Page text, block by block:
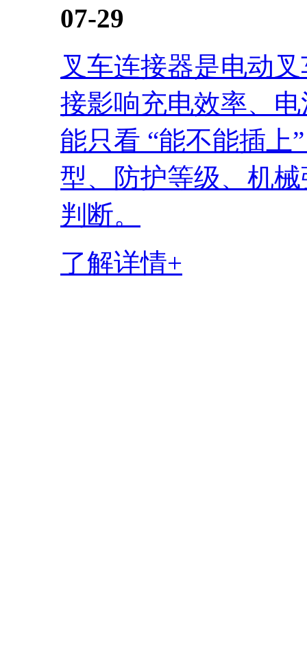
07-29
叉车连接器是电动
接影响充电效率、
能只看 “能不能插上
型、防护等级、机
判断。
了解详情+